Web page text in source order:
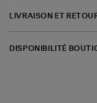
LIVRAISON ET
DISPONIBILITÉ